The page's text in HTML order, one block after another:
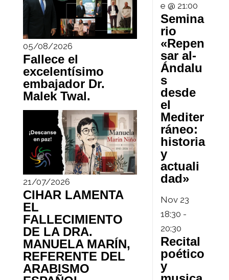
05/08/2026
Fallece el
excelentísimo
embajador Dr.
Malek Twal.
21/07/2026
CIHAR LAMENTA
EL
FALLECIMIENTO
DE LA DRA.
MANUELA MARÍN,
REFERENTE DEL
ARABISMO
e @ 21:00
Semina
rio
«Repen
sar al-
Ándalu
s
desde
el
Mediter
ráneo:
historia
y
actuali
dad»
Nov 23
18:30 -
20:30
Recital
poético
y